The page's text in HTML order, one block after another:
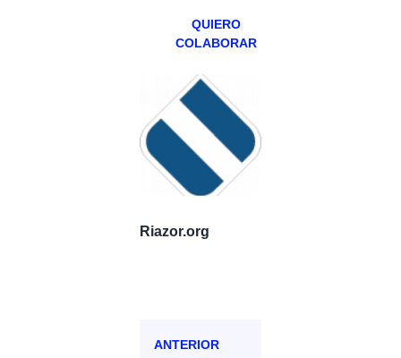
QUIERO
COLABORAR
Riazor.org
ANTERIOR